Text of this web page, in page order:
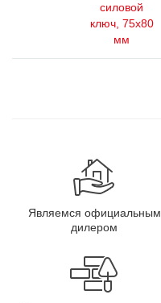
силовой
ключ, 75x80
мм
Являемся официальным
дилером